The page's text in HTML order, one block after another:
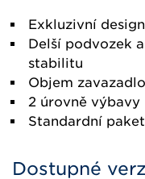
Exkluzivní
Delší podvozek
stabilitu
Objem
2 úrovně výbavy
Standardní
Dostupné